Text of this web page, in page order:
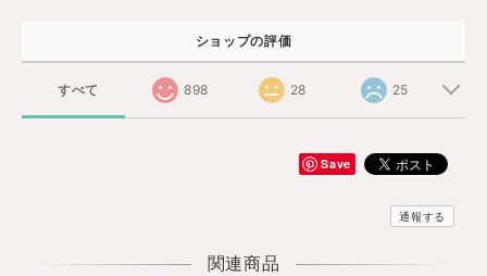
ショップの評価
すべて 898 28 25
Save
通報する
関連商品